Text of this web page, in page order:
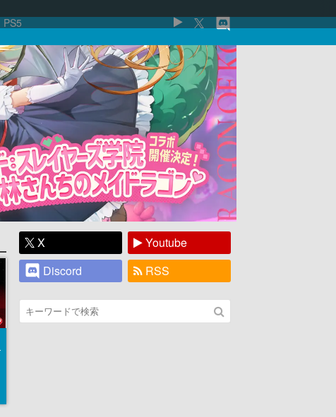
PS5
X
Youtube
Discord
RSS